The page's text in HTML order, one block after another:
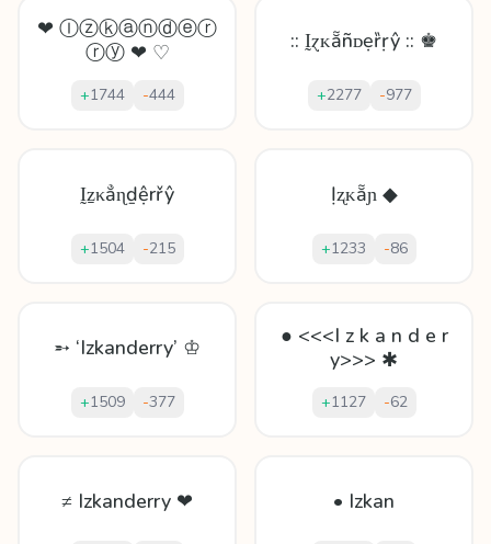
❤ Ⓘⓩⓚⓐⓝⓓⓔⓡ
ⓡⓨ ❤ ♡
+1744 -444
:: Ḭɀᴋẵñᴅẹȑṛŷ :: ♚
+2277 -977
Ḭẕκẳɳḏệrřŷ
+1504 -215
Ịʐᴋẵɲ ◆
+1233 -86
➵ ‘Izkanderry’ ♔
+1509 -377
● <<<I z k a n d e r
y>>> ✱
+1127 -62
≠ Izkanderry ❤ • Izkan